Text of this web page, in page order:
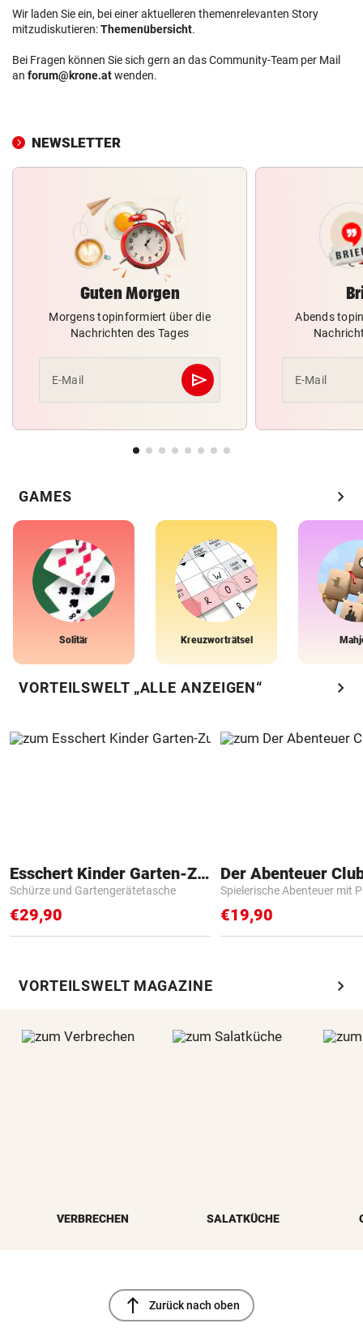
Wir laden Sie ein, bei einer aktuelleren themenrelevanten Story
mitzudiskutieren:Themenübersicht.
Bei Fragen können Sie sich gern an das Community-Team per Mail
an forum@krone.atwenden.
NEWSLETTER
Guten Morgen
Morgens topinformiert über die
Nachrichten des Tages
E-Mail send
Abschicken
Abends
E-Mail
GAMES chevron_right
Solitär Kreuzworträtsel
VORTEILSWELT „ALLE ANZEIGEN“ chevron_right
Esschert Kinder Garten-Zubehör
Schürze und Gartengerätetasche
€29,90
Der Abenteuer
Spielerische Abenteuer mit
€19,90
VORTEILSWELT MAGAZINE chevron_right
VERBRECHEN SALATKÜCHE
north Zurück nach oben